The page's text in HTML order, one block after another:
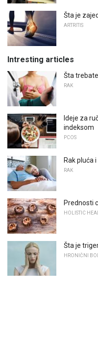
Šta je
ARTRITIS
Intresting articles
Šta
RAK
Ideje za
indeksom
PCOS
Rak pluća
RAK
Prednosti
HOLISTIC
Šta je
HRONIČNI BOL